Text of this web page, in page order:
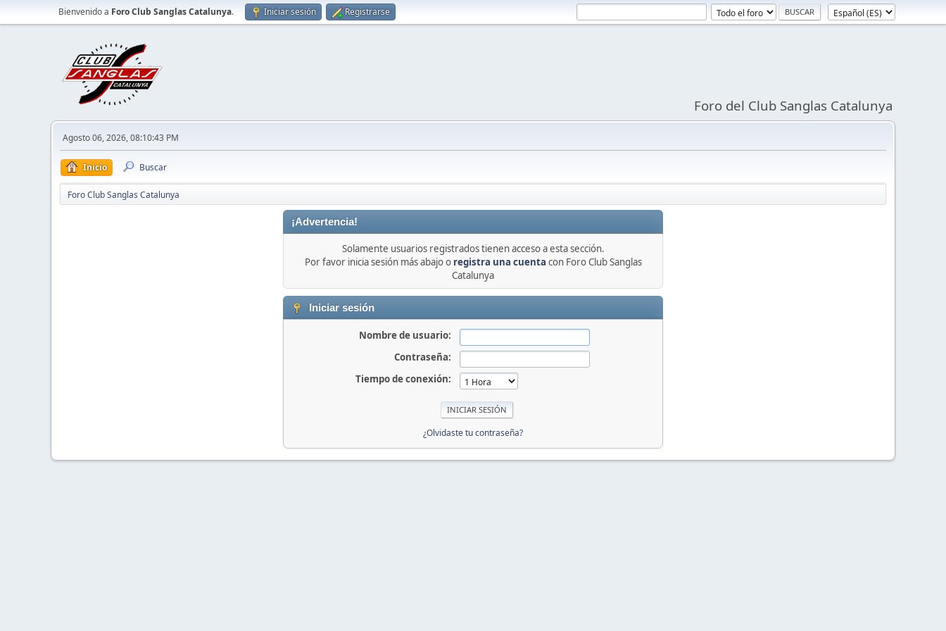
Bienvenido a Foro Club Sanglas Catalunya. Iniciar sesión Registrarse
Foro del Club Sanglas Catalunya
Agosto 06, 2026, 08:10:43 PM
Inicio Buscar
Foro Club Sanglas Catalunya
¡Advertencia!
Solamente usuarios registrados tienen acceso a esta sección.
Por favor inicia sesión más abajo o registra una cuenta con Foro Club Sanglas
Catalunya
Iniciar sesión
Nombre de usuario:
Contraseña:
Tiempo de conexión:
¿Olvidaste tu contraseña?